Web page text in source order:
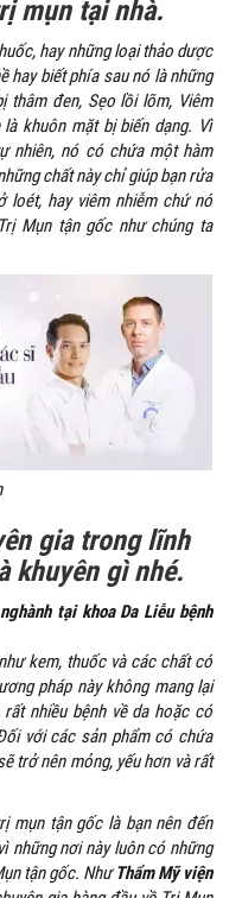
mụn tại nhà.
hay những loại thảo dược
hay biết phía sau nó là những
thâm đen, Sẹo lồi lõm, Viêm
khuôn mặt bị biến dạng. Vì
nhiên, nó có chứa một hàm
chất này chỉ giúp bạn rửa
loét, hay viêm nhiễm chứ nó
Mụn tận gốc như chúng ta
gia trong lĩnh
khuyên gì nhé.
tại khoa Da Liễu bệnh
kem, thuốc và các chất có
pháp này không mang lại
nhiều bệnh về da hoặc có
với các sản phẩm có chứa
trở nên mỏng, yếu hơn và rất
mụn tận gốc là bạn nên đến
những nơi này luôn có những
tận gốc. NhưThẩm Mỹ viện